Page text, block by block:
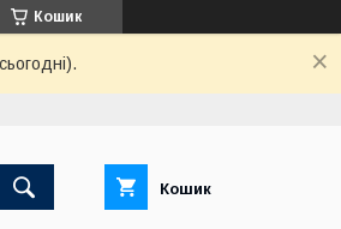
Кошик
Кошик